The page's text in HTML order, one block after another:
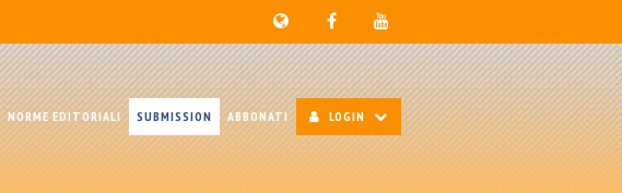
NORME EDITORIALI SUBMISSION ABBONATI LOGIN